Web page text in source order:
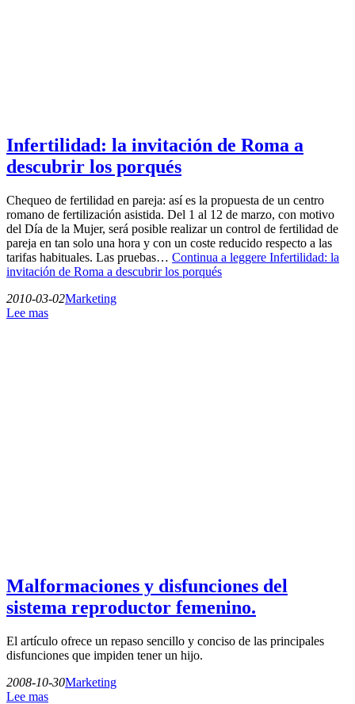
Infertilidad: la invitación de Roma a
descubrir los porqués
Chequeo de fertilidad en pareja: así es la propuesta de un centro
romano de fertilización asistida. Del 1 al 12 de marzo, con motivo
del Día de la Mujer, será posible realizar un control de fertilidad de
pareja en tan solo una hora y con un coste reducido respecto a las
tarifas habituales. Las pruebas… Continua a leggere Infertilidad: la
invitación de Roma a descubrir los porqués
2010-03-02Marketing
Lee mas
Malformaciones y disfunciones del
sistema reproductor femenino.
El artículo ofrece un repaso sencillo y conciso de las principales
disfunciones que impiden tener un hijo.
2008-10-30Marketing
Lee mas